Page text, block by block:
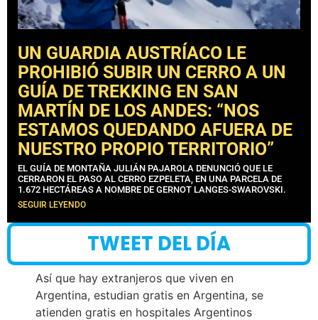
UN GUARDIA AUSTRÍACO LE
PROHIBIÓ SUBIR UN CERRO A UN
GUÍA DE TREKKING EN SAN
MARTÍN DE LOS ANDES: “NOS
ESTAMOS QUEDANDO AFUERA DE
NUESTRO PROPIO TERRITORIO”
EL GUÍA DE MONTAÑA JULIÁN PAJAROLA DENUNCIÓ QUE LE
CERRARON EL PASO AL CERRO EZPELETA, EN UNA PARCELA DE
1.672 HECTÁREAS A NOMBRE DE GERNOT LANGES-SWAROVSKI.
SEGUIR LEYENDO
TWEET DEL DÍA
Así que hay extranjeros que viven en
Argentina, estudian gratis en Argentina, se
atienden gratis en hospitales Argentinos